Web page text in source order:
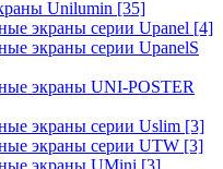
Unilumin [35]
экраны серии Upanel [4]
экраны серии UpanelS
экраны UNI-POSTER
экраны серии Uslim [3]
экраны серии UTW [3]
экраны UMini [3]